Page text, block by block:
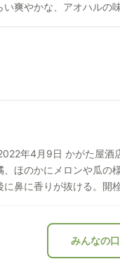
爽やかな、アオハルの
ほのかにメロンや瓜
鼻に香りが抜ける。
みんなの